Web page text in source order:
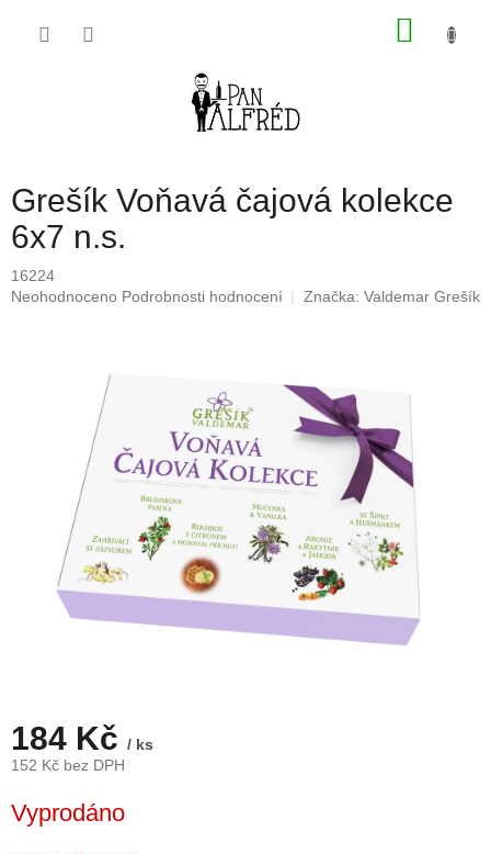
Grešík Voňavá čajová kolekce
6x7 n.s.
16224
Průměrné
Neohodnoceno Podrobnosti hodnocení Značka: Valdemar Grešík
184 Kč / ks
152 Kč bez DPH
cena:
Vyprodáno